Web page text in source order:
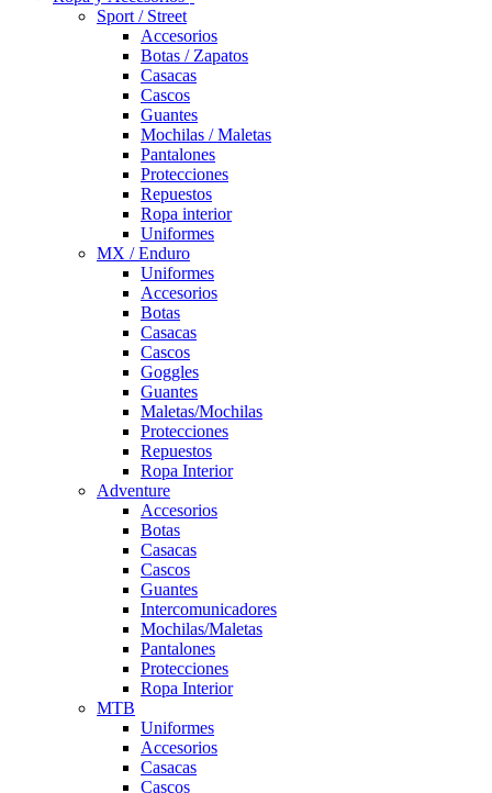
Sport / Street
Accesorios
Botas / Zapatos
Casacas
Cascos
Guantes
Mochilas / Maletas
Pantalones
Protecciones
Repuestos
Ropa interior
Uniformes
MX / Enduro
Uniformes
Accesorios
Botas
Casacas
Cascos
Goggles
Guantes
Maletas/Mochilas
Protecciones
Repuestos
Ropa Interior
Adventure
Accesorios
Botas
Casacas
Cascos
Guantes
Intercomunicadores
Mochilas/Maletas
Pantalones
Protecciones
Ropa Interior
MTB
Uniformes
Accesorios
Casacas
Cascos